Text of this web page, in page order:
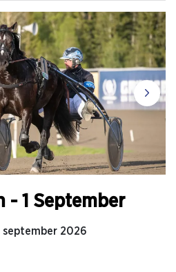
- 1 September
september 2026